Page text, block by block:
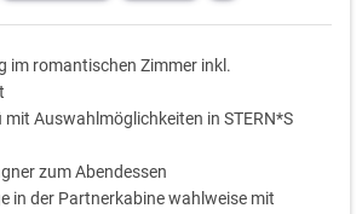
im romantischen Zimmer inkl.
mit Auswahlmöglichkeiten in STERN*S
zum Abendessen
in der Partnerkabine wahlweise mit